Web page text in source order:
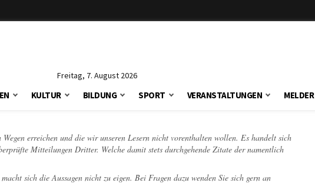
Freitag, 7. August 2026
KULTUR BILDUNG SPORT VERANSTALTUNGEN MELDER
erreichen und die wir unseren Lesern nicht vorenthalten wollen. Es handelt sich
Mitteilungen Dritter. Welche damit stets durchgehende Zitate der namentlich
sich die Aussagen nicht zu eigen. Bei Fragen dazu wenden Sie sich gern an